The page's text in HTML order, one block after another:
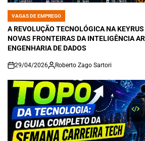
POSTED
IN
VAGAS DE EMPREGO
A REVOLUÇÃO TECNOLÓGICA NA
NOVAS FRONTEIRAS DA INTELIGÊNCIA
ENGENHARIA DE DADOS
on
29/04/2026 Roberto Zago Sartori